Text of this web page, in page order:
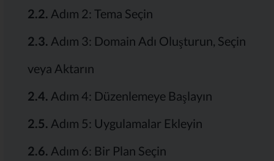
2.2. Adım 2: Tema Seçin
2.3. Adım 3: Domain Adı Oluşturun, Seçin
veya Aktarın
2.4. Adım 4: Düzenlemeye Başlayın
2.5. Adım 5: Uygulamalar Ekleyin
2.6. Adım 6: Bir Plan Seçin